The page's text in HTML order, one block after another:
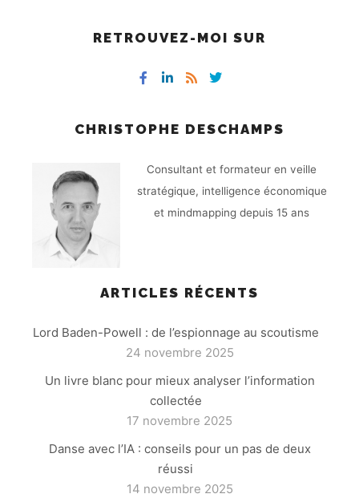
RETROUVEZ-MOI SUR
CHRISTOPHE DESCHAMPS
Consultant et formateur en veille
stratégique, intelligence économique
et mindmapping depuis 15 ans
ARTICLES RÉCENTS
Lord Baden-Powell : de l’espionnage au scoutisme
24 novembre 2025
Un livre blanc pour mieux analyser l’information
collectée
17 novembre 2025
Danse avec l’IA : conseils pour un pas de deux
réussi
14 novembre 2025